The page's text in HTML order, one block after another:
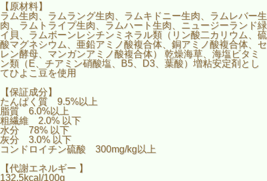
【原材料】
ラム生肉、ラムラング生肉、ラムキドニー生肉、ラムレバー生
肉、ラムトライプ生肉、ラムハート生肉、ニュージーランド緑
イ貝、ラムボーンレシチンミネラル類（リン酸二カリウム、硫
酸マグネシウム、亜鉛アミノ酸複合体、銅アミノ酸複合体、セ
レン酵母、マンガンアミノ酸複合体） 乾燥海草、海塩ビタミ
ン類（E、チアミン硝酸塩、B5、D3、葉酸）増粘安定剤とし
てひよこ豆を使用
【保証成分】
たんぱく質 9.5%以上
脂質 6.0%以上
粗繊維 2.0% 以下
水分 78% 以下
灰分 3.0% 以下
コンドロイチン硫酸 300mg/kg以上
【代謝エネルギー 】
132.5kcal/100g